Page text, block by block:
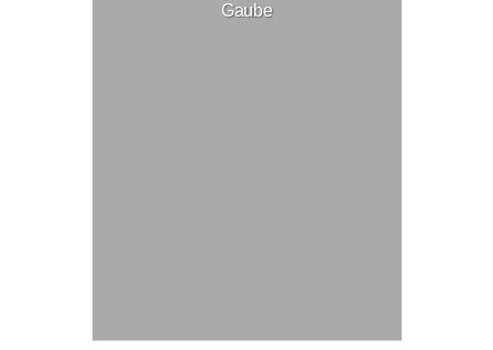
Gaube